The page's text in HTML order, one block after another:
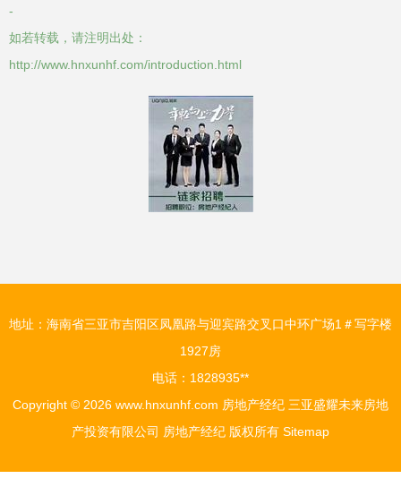
-
如若转载，请注明出处：
http://www.hnxunhf.com/introduction.html
地址：海南省三亚市吉阳区凤凰路与迎宾路交叉口中环广场1＃写字楼
1927房
电话：1828935**
Copyright © 2026 www.hnxunhf.com 房地产经纪 三亚盛耀未来房地
产投资有限公司 房地产经纪 版权所有 Sitemap